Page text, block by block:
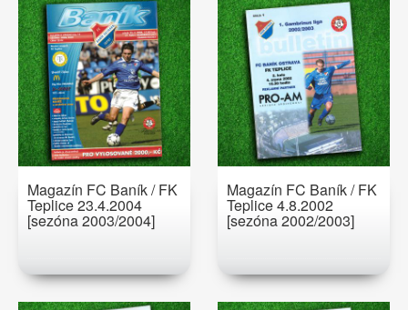
Magazín FC Baník / FK
Teplice 23.4.2004
[sezóna 2003/2004]
Magazín FC Baník / FK
Teplice 4.8.2002
[sezóna 2002/2003]